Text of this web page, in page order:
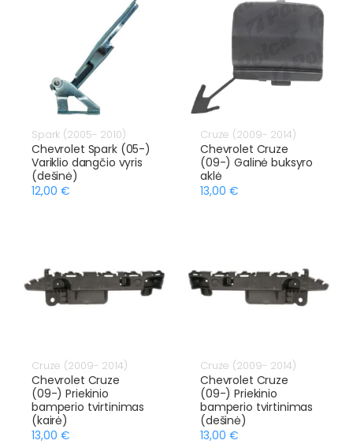
Spark (2005- 2010)
Chevrolet Spark (05-)
Variklio dangčio vyris
(dešinė)
12,00 €
Cruze (2009- 2014)
Chevrolet Cruze
(09-) Galinė buksyro
aklė
13,00 €
Cruze (2009- 2014)
Chevrolet Cruze
(09-) Priekinio
bamperio tvirtinimas
(kairė)
13,00 €
Cruze (2009- 2014)
Chevrolet Cruze
(09-) Priekinio
bamperio tvirtinimas
(dešinė)
13,00 €